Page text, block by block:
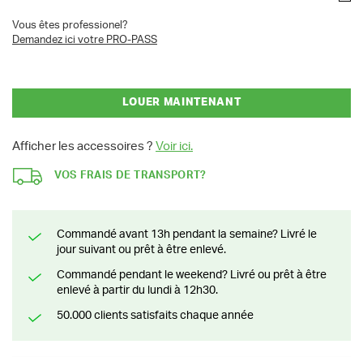
Vous êtes professionel?
Demandez ici votre PRO-PASS
LOUER MAINTENANT
Afficher les accessoires ? Voir ici.
VOS FRAIS DE TRANSPORT?
Commandé avant 13h pendant la semaine? Livré le
jour suivant ou prêt à être enlevé.
Commandé pendant le weekend? Livré ou prêt à être
enlevé à partir du lundi à 12h30.
50.000 clients satisfaits chaque année